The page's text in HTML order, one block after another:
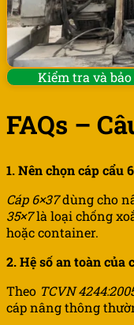
Kiểm tra và
FAQs –
1. Nên chọn cáp cẩu
Cáp 6×37dùng cho
35×7là loại chống
hoặc container.
2. Hệ số an toàn của
Theo TCVN
cáp nâng thông